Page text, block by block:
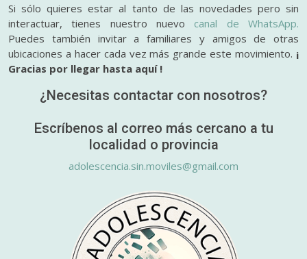
Si sólo quieres estar al tanto de las novedades pero sin
interactuar, tienes nuestro nuevo canal de WhatsApp.
Puedes también invitar a familiares y amigos de otras
ubicaciones a hacer cada vez más grande este movimiento. ¡
Gracias por llegar hasta aquí !
¿Necesitas contactar con nosotros?
Escríbenos al correo más cercano a tu
localidad o provincia
adolescencia.sin.moviles@gmail.com